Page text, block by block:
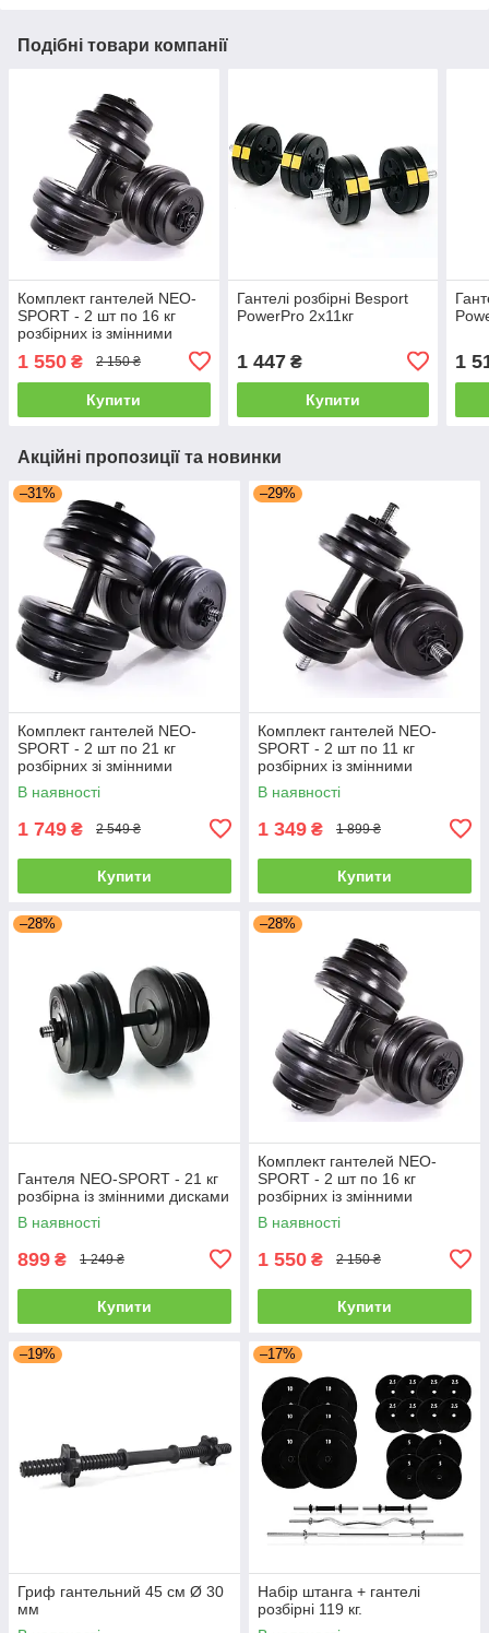
Подібні товари компанії
Комплект гантелей NEO-
SPORT - 2 шт по 16 кг
розбірних із змінними
1 550 ₴ 2 150 ₴
Купити
Гантелі розбірні Besport
PowerPro 2х11кг
1 447₴
Купити
1
Акційні пропозиції та новинки
–31%
Комплект гантелей NEO-
SPORT - 2 шт по 21 кг
розбірних зі змінними
дисками
В наявності
1 749 ₴ 2 549 ₴
Купити
–29%
Комплект гантелей NEO-
SPORT - 2 шт по 11 кг
розбірних із змінними
дисками
В наявності
1 349 ₴ 1 899 ₴
Купити
–28%
Гантеля NEO-SPORT - 21 кг
розбірна із змінними дисками
В наявності
899 ₴ 1 249 ₴
Купити
–28%
Комплект гантелей NEO-
SPORT - 2 шт по 16 кг
розбірних із змінними
дисками
В наявності
1 550 ₴ 2 150 ₴
Купити
–19%
Гриф гантельний 45 см Ø 30
мм
–17%
Набір штанга + гантелі
розбірні 119 кг.